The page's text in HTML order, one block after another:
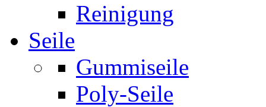
Reinigung
Seile
Gummiseile
Poly-Seile